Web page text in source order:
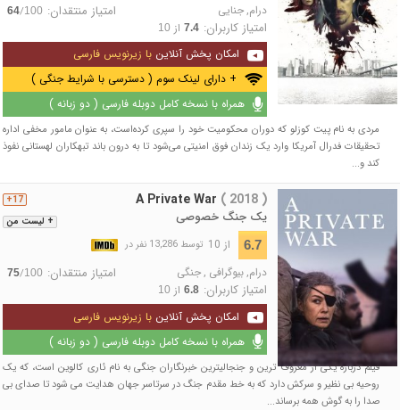
درام,جنایی امتیاز منتقدان: 64/100
امتیاز کاربران: 7.4از 10
امکان پخش آنلاین با زیرنویس فارسی
+ دارای لینک سوم ( دسترسی با شرایط جنگی )
همراه با نسخه کامل دوبله فارسی ( دو زبانه )
مردی به نام پیت کوزلو که دوران محکومیت خود را سپری کرده‌است، به عنوان مامور مخفی اداره
تحقیقات فدرال آمریکا وارد یک زندان فوق امنیتی می‌شود تا به درون باند تبهکاران لهستانی نفوذ
کند و...
+ لیست من
17+ A Private War ( 2018 )
یک جنگ خصوصی
6.7 از 10 توسط 13,286 نفر در
درام,بیوگرافی ,جنگی امتیاز منتقدان: 75/100
امتیاز کاربران: 6.8از 10
امکان پخش آنلاین با زیرنویس فارسی
همراه با نسخه کامل دوبله فارسی ( دو زبانه )
فیلم درباره یکی از معروف ترین و جنجالیترین خبرنگاران جنگی به نام ئاری کالوین است، که یک
روحیه بی نظیر و سرکش دارد که به خط مقدم جنگ در سرتاسر جهان هدایت می شود تا صدای بی
صدا را به گوش همه برساند...